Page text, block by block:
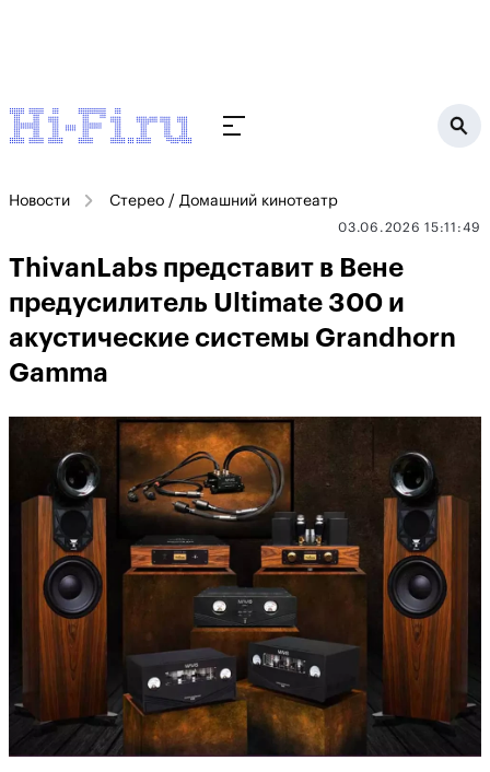
Новости Стерео / Домашний кинотеатр
03.06.2026 15:11:49
ThivanLabs представит в Вене
предусилитель Ultimate 300 и
акустические системы Grandhorn
Gamma